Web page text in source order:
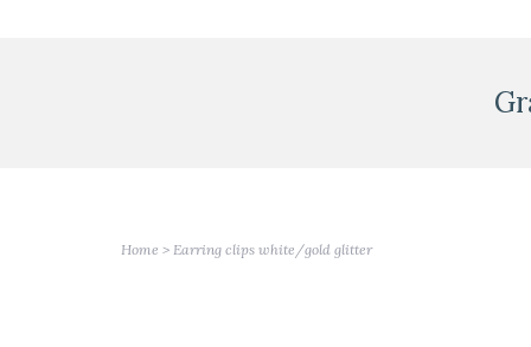
Home > Earring clips white/gold glitter